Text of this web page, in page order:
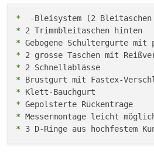
*
*
*
*
*
*
*
*
*
*